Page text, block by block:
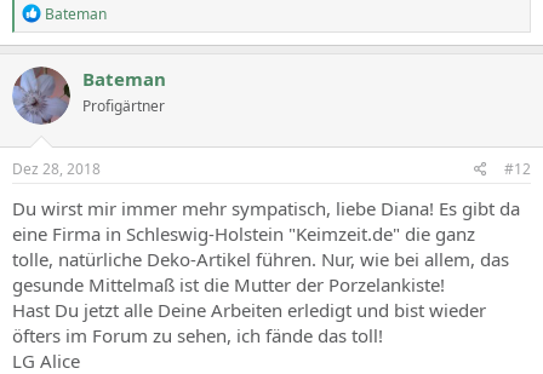
R
e
a
c
t
i
o
n
s
Bateman
Bateman
Profigärtner
Dez 28, 2018 #12
Du wirst mir immer mehr sympatisch, liebe Diana! Es gibt da
eine Firma in Schleswig-Holstein "Keimzeit.de" die ganz
tolle, natürliche Deko-Artikel führen. Nur, wie bei allem, das
gesunde Mittelmaß ist die Mutter der Porzelankiste!
Hast Du jetzt alle Deine Arbeiten erledigt und bist wieder
öfters im Forum zu sehen, ich fände das toll!
LG Alice